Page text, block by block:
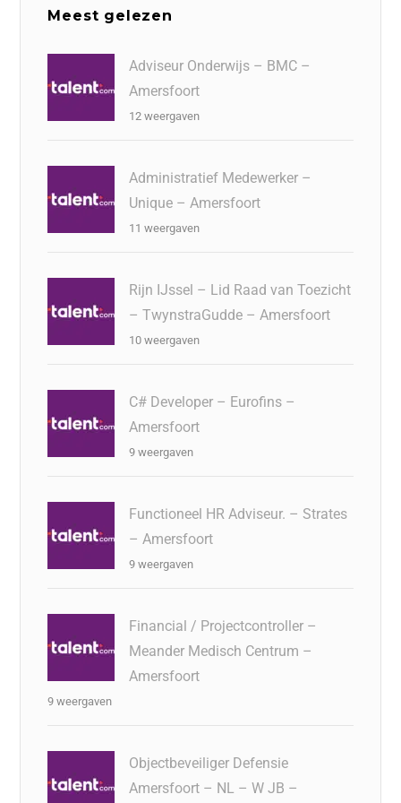
Meest gelezen
Adviseur Onderwijs – BMC –
Amersfoort
12 weergaven
Administratief Medewerker –
Unique – Amersfoort
11 weergaven
Rijn IJssel – Lid Raad van Toezicht
– TwynstraGudde – Amersfoort
10 weergaven
C# Developer – Eurofins –
Amersfoort
9 weergaven
Functioneel HR Adviseur. – Strates
– Amersfoort
9 weergaven
Financial / Projectcontroller –
Meander Medisch Centrum –
Amersfoort
9 weergaven
Objectbeveiliger Defensie
Amersfoort – NL – W JB –